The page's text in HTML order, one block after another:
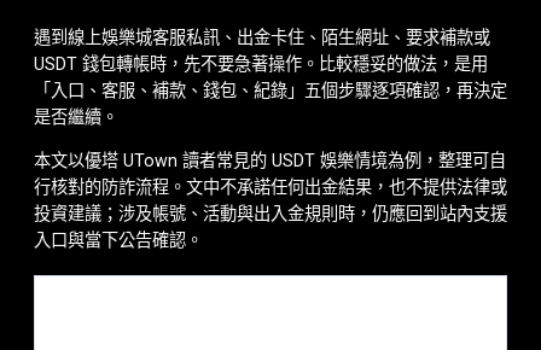
遇到線上娛樂城客服私訊、出金卡住、陌生網址、要求補款或
USDT 錢包轉帳時，先不要急著操作。比較穩妥的做法，是用
「入口、客服、補款、錢包、紀錄」五個步驟逐項確認，再決定
是否繼續。
本文以優塔 UTown 讀者常見的 USDT 娛樂情境為例，整理可自
行核對的防詐流程。文中不承諾任何出金結果，也不提供法律或
投資建議；涉及帳號、活動與出入金規則時，仍應回到站內支援
入口與當下公告確認。